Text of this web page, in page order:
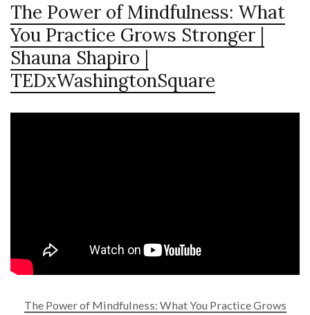
The Power of Mindfulness: What
You Practice Grows Stronger |
Shauna Shapiro |
TEDxWashingtonSquare
The Power of Mindfulness: What You Practice Grows